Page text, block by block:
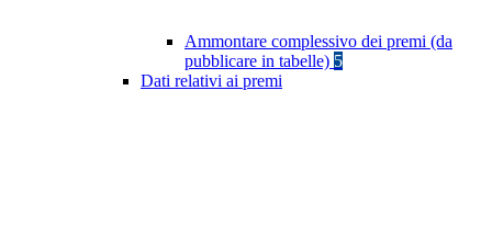
Ammontare complessivo dei premi (da
pubblicare in tabelle) 5
Dati relativi ai premi